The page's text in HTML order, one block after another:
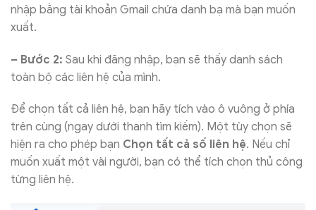
nhập bằng tài khoản Gmail chứa danh bạ mà bạn muốn
xuất.
– Bước 2: Sau khi đăng nhập, bạn sẽ thấy danh sách
toàn bộ các liên hệ của mình.
Để chọn tất cả liên hệ, bạn hãy tích vào ô vuông ở phía
trên cùng (ngay dưới thanh tìm kiếm). Một tùy chọn sẽ
hiện ra cho phép bạn Chọn tất cả số liên hệ. Nếu chỉ
muốn xuất một vài người, bạn có thể tích chọn thủ công
từng liên hệ.